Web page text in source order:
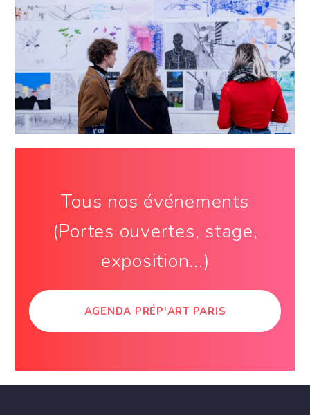
Tous nos événements
(Portes ouvertes, stage,
exposition...)
AGENDA PRÉP'ART PARIS